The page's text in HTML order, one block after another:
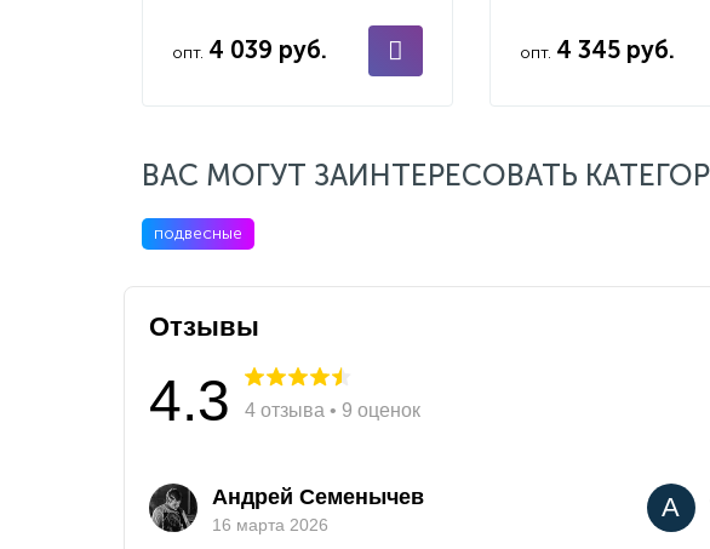
опт. 4 039 руб. опт. 4 345 руб.
ВАС МОГУТ ЗАИНТЕРЕСОВАТЬ
подвесные
Отзывы
4.3 4 отзыва • 9 оценок
Андрей Семенычев
16 марта 2026
A